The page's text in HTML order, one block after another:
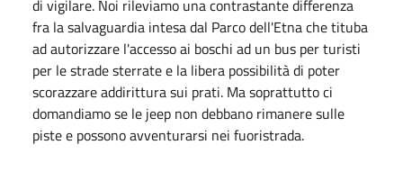
di vigilare. Noi rileviamo una contrastante differenza
fra la salvaguardia intesa dal Parco dell'Etna che tituba
ad autorizzare l'accesso ai boschi ad un bus per turisti
per le strade sterrate e la libera possibilità di poter
scorazzare addirittura sui prati. Ma soprattutto ci
domandiamo se le jeep non debbano rimanere sulle
piste e possono avventurarsi nei fuoristrada.